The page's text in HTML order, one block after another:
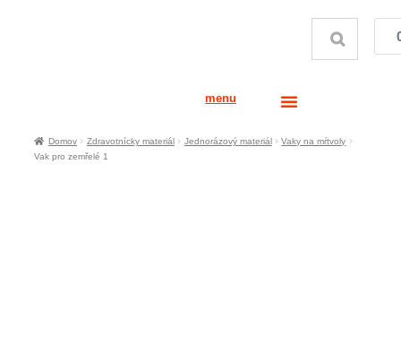
menu
Domov Zdravotnícky materiál Jednorázový materiál
Vaky na mŕtvoly
Vak pro zemřelé 1